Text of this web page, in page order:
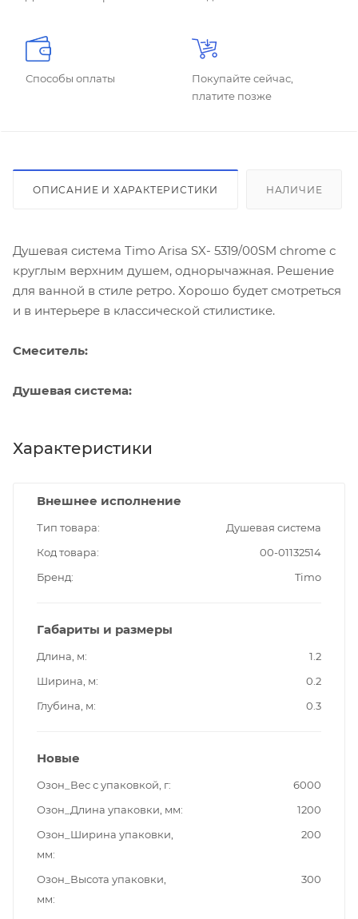
Способы оплаты
Покупайте сейчас,
платите позже
ОПИСАНИЕ И ХАРАКТЕРИСТИКИ НАЛИЧИЕ
Душевая система Timo Arisa SX- 5319/00SM chrome с
круглым верхним душем, однорычажная. Решение
для ванной в стиле ретро. Хорошо будет смотреться
и в интерьере в классической стилистике.
Смеситель:
Душевая система:
Характеристики
Внешнее исполнение
Тип товара
Душевая система
Код товара
00-01132514
Бренд
Timo
Габариты и размеры
Длина, м
1.2
Ширина, м
0.2
Глубина, м
0.3
Новые
Озон_Вес с упаковкой, г
6000
Озон_Длина упаковки, мм
1200
Озон_Ширина упаковки,
мм
200
Озон_Высота упаковки,
мм
300